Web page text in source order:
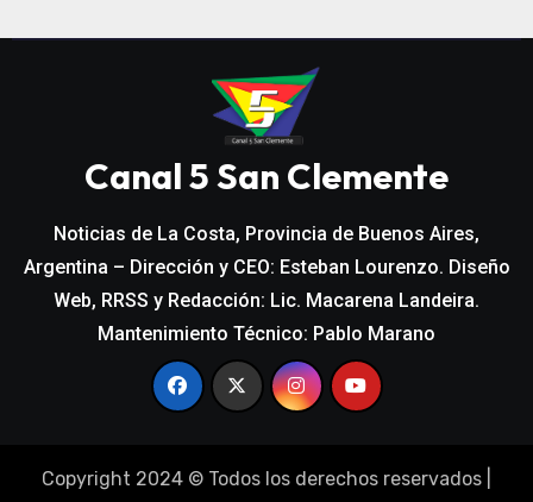
Canal 5 San Clemente
Noticias de La Costa, Provincia de Buenos Aires,
Argentina – Dirección y CEO: Esteban Lourenzo. Diseño
Web, RRSS y Redacción: Lic. Macarena Landeira.
Mantenimiento Técnico: Pablo Marano
Copyright 2024 © Todos los derechos reservados